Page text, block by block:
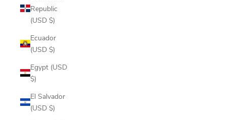
Republic
(USD $)
Ecuador
(USD $)
Egypt (USD
$)
El Salvador
(USD $)